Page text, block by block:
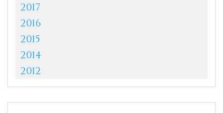
2017
2016
2015
2014
2012